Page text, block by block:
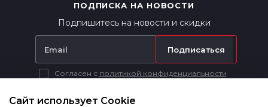
ПОДПИСКА НА НОВОСТИ
Подпишитесь на новости и скидки
Подписаться
Согласен с политикой конфиденциальности
информационный характер и ни при каких условиях не является
публичной офертой в соответствии с п. 2 ст. 437 ГК РФ.
Сайт использует Cookie